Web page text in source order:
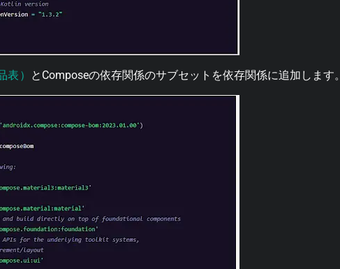
） とComposeの依存関係のサブセットを依存関係に追加します。